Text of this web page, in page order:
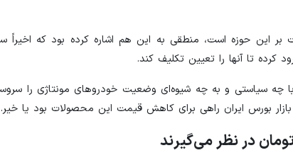
این حوزه است، منطقی به این هم اشاره کرده بود که
کرده تا آنها را تعیین تکلیف کند.
سیاستی و به چه شیوه‌ای وضعیت خودروهای مونتاژی را
بورس ایران راهی برای کاهش قیمت این محصولات بود یا خیر.